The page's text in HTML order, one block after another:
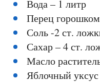
Вода – 1 литр
Перец
Соль -2 ст.
Сахар – 4 ст.
Масло
Яблочный